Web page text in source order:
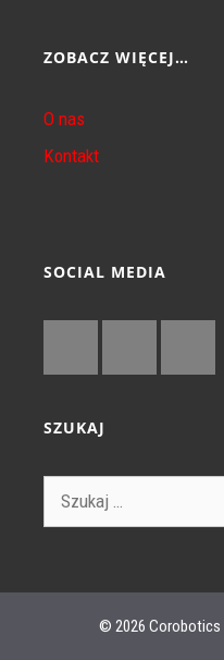
ZOBACZ WIĘCEJ…
O nas
Kontakt
SOCIAL MEDIA
SZUKAJ
© 2026 Corobotics